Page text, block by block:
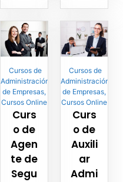
Cursos de
Administración
de Empresas,
Cursos Online
Curs
o de
Agen
te de
Segu
Cursos de
Administración
de Empresas,
Cursos Online
Curs
o de
Auxili
ar
Admi